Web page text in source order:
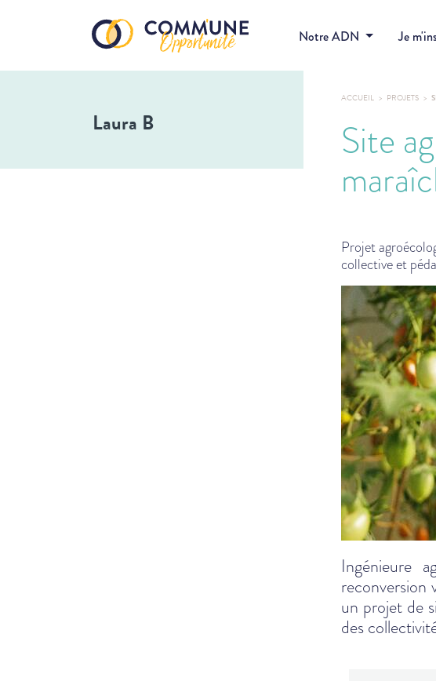
Notre ADN Je
Laura B
ACCUEIL PROJETS
Site
Projet
collective et
Ingénieure
reconversion
un projet de
des